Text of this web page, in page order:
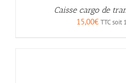
Caisse cargo de
15,00€ TTC soit